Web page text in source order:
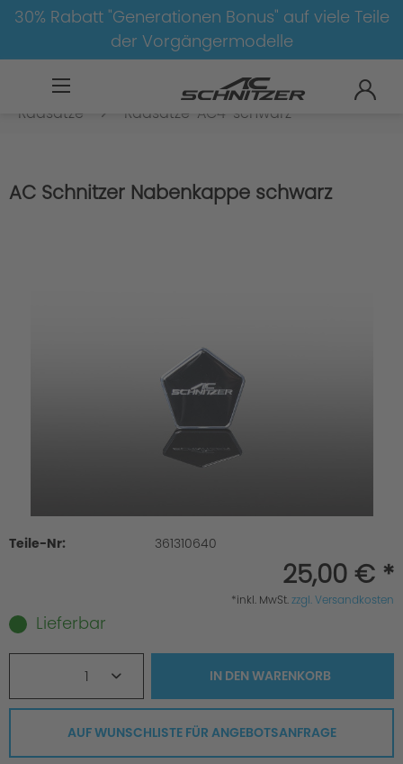
30% Rabatt "Generationen Bonus" auf viele Teile
der Vorgängermodelle
3er-G20/G21
Radsätze
Radsätze-AC4-schwarz
AC Schnitzer Nabenkappe schwarz
Teile-Nr: 361310640
25,00 € *
*inkl. MwSt.zzgl. Versandkosten
Lieferbar
1 IN DENWARENKORB
AUF WUNSCHLISTE FÜR ANGEBOTSANFRAGE